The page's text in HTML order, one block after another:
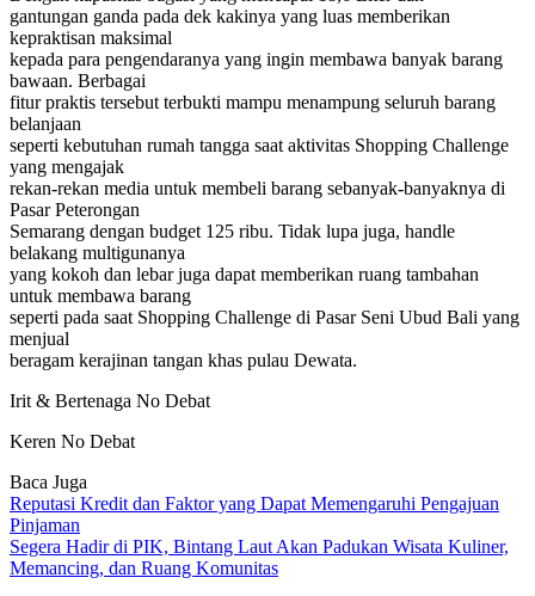
gantungan ganda pada dek kakinya yang luas memberikan
kepraktisan maksimal
kepada para pengendaranya yang ingin membawa banyak barang
bawaan. Berbagai
fitur praktis tersebut terbukti mampu menampung seluruh barang
belanjaan
seperti kebutuhan rumah tangga saat aktivitas Shopping Challenge
yang mengajak
rekan-rekan media untuk membeli barang sebanyak-banyaknya di
Pasar Peterongan
Semarang dengan budget 125 ribu. Tidak lupa juga, handle
belakang multigunanya
yang kokoh dan lebar juga dapat memberikan ruang tambahan
untuk membawa barang
seperti pada saat Shopping Challenge di Pasar Seni Ubud Bali yang
menjual
beragam kerajinan tangan khas pulau Dewata.
Irit & Bertenaga No Debat
Keren No Debat
Baca Juga
Reputasi Kredit dan Faktor yang Dapat Memengaruhi Pengajuan
Pinjaman
Segera Hadir di PIK, Bintang Laut Akan Padukan Wisata Kuliner,
Memancing, dan Ruang Komunitas